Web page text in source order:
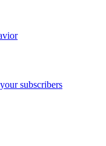
subscribers